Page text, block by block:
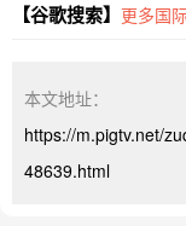
【谷歌搜索】 更多国
本文地址：
https://m.pigtv.net/
48639.html